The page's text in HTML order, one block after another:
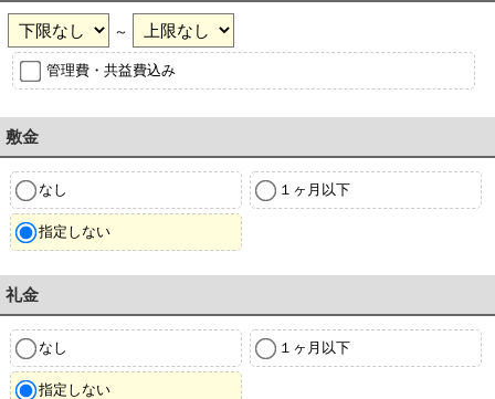
～
管理費・共益費込み
敷金
なし １ヶ月以下
指定しない
礼金
なし １ヶ月以下
指定しない